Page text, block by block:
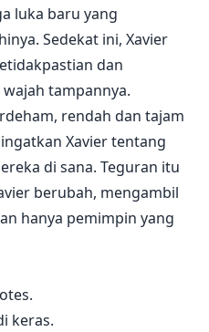
luka baru yang
Sedekat ini, Xavier
dan
tampannya.
rendah dan tajam
Xavier tentang
di sana. Teguran itu
berubah, mengambil
hanya pemimpin yang
keras.